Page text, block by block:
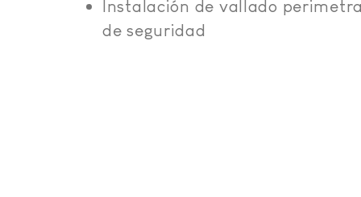
Instalación de vallado
de seguridad